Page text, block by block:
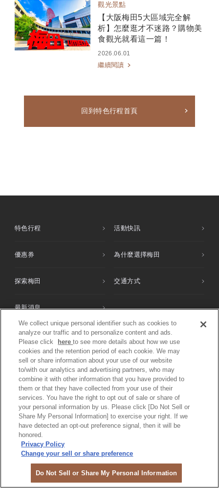
觀光景點
【大阪梅田5大區域完全解
析】怎麼逛才不迷路？購物美
食觀光就看這一篇！
2026.06.01
繼續閱讀
回到特色行程首頁
特色行程 活動快訊
優惠券 為什麼選擇梅田
探索梅田 交通方式
最新消息
商城
GRAND GREEN大阪
GRAND FRONT大阪
阪急三番街
HEP FIVE
HERBIS PLAZA / PLAZA ENT
We collect unique personal identifier such as cookies to
analyze our traffic and to personalize content and ads.
Please click
hereto see more details about how we use
cookies and the retention period of each cookie. We may
sell or share information about your use of our website
to/with our analytics and advertising partners, who may
combine it with other information that you have provided to
them or that they have collected from your use of their
services. You have the right to opt out of sale or share of
your personal information by us. Please click [Do Not Sell or
Share My Personal Information] to exercise your right. If we
have detected an opt-out preference signal, then it will be
honored.
Privacy Policy
Change your sell or share preference
Do Not Sell or Share My Personal Information